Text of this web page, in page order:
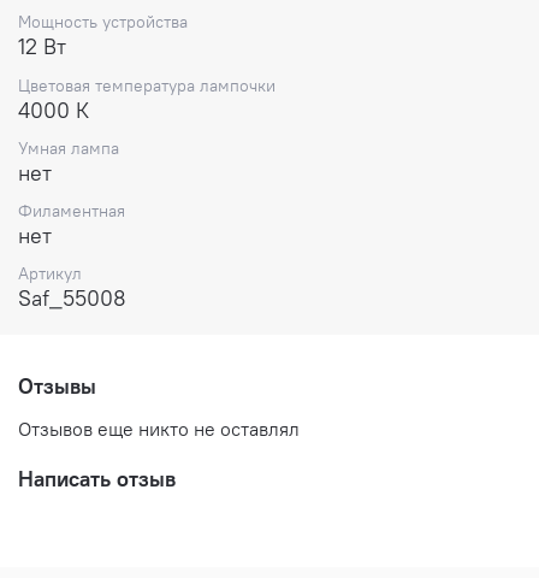
Мощность устройства
12 Вт
Цветовая температура лампочки
4000 К
Умная лампа
нет
Филаментная
нет
Артикул
Saf_55008
Отзывы
Отзывов еще никто не оставлял
Написать отзыв